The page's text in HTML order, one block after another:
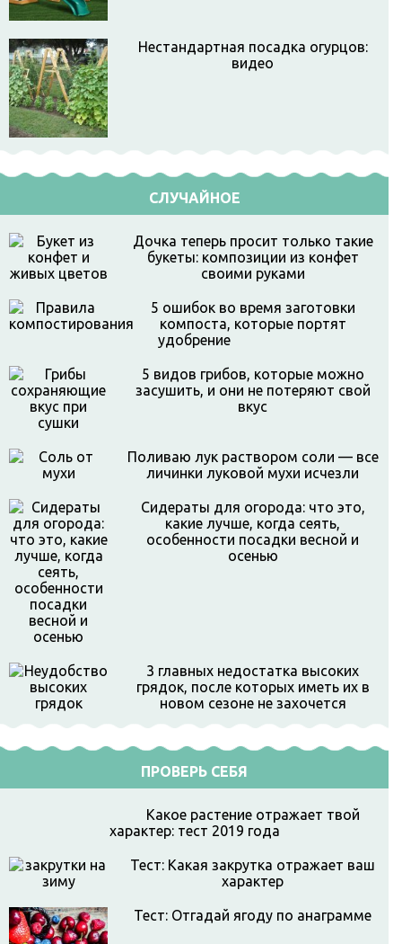
Нестандартная посадка огурцов:
видео
СЛУЧАЙНОЕ
Дочка теперь просит только такие
букеты: композиции из конфет
своими руками
5 ошибок во время заготовки
компоста, которые портят
удобрение
5 видов грибов, которые можно
засушить, и они не потеряют свой
вкус
Поливаю лук раствором соли — все
личинки луковой мухи исчезли
Сидераты для огорода: что это,
какие лучше, когда сеять,
особенности посадки весной и
осенью
3 главных недостатка высоких
грядок, после которых иметь их в
новом сезоне не захочется
ПРОВЕРЬ СЕБЯ
Какое растение отражает твой
характер: тест 2019 года
Тест: Какая закрутка отражает ваш
характер
Тест: Отгадай ягоду по анаграмме